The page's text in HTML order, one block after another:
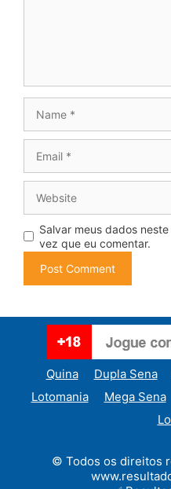
Salvar meus dados
vez que eu comentar.
Quina Dupla Sena
Lotomania
Mega Sena
© Todos os direitos